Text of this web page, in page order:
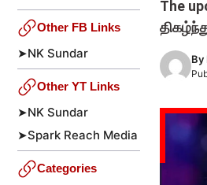
The
By
Other FB Links
➤NK Sundar
Other YT Links
➤NK Sundar
➤Spark Reach Media
Categories